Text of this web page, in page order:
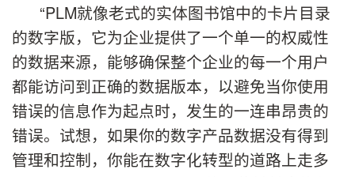
“PLM就像老式的实体图书馆中的卡片目录
的数字版，它为企业提供了一个单一的权威性
的数据来源，能够确保整个企业的每一个用户
都能访问到正确的数据版本，以避免当你使用
错误的信息作为起点时，发生的一连串昂贵的
错误。试想，如果你的数字产品数据没有得到
管理和控制，你能在数字化转型的道路上走多